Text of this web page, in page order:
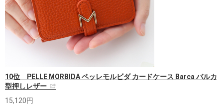
10位 PELLE MORBIDA ペッレモルビダ カードケース Barca バルカ
型押しレザー
15,120円